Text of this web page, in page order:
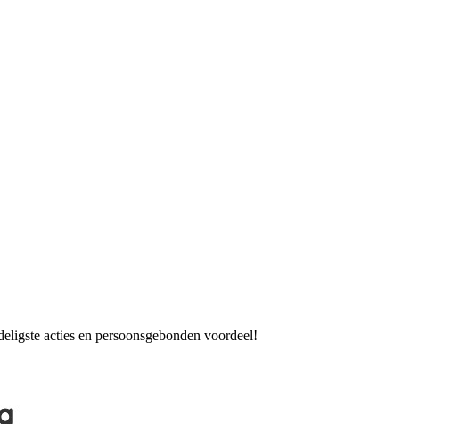
acties en persoonsgebonden voordeel!